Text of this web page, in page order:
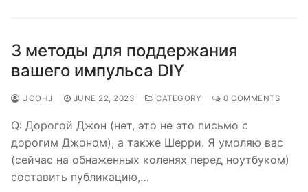
3 методы для поддержания
вашего импульса DIY
UOOHJ JUNE 22, 2023 CATEGORY 0 COMMENTS
Q: Дорогой Джон (нет, это не это письмо с
дорогим Джоном), а также Шерри. Я умоляю вас
(сейчас на обнаженных коленях перед ноутбуком)
составить публикацию,…